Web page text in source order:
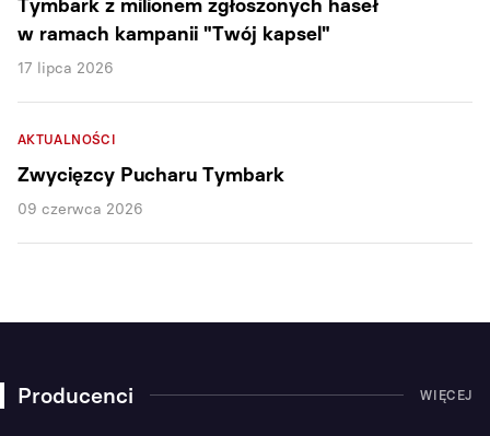
Tymbark z milionem zgłoszonych haseł
w ramach kampanii "Twój kapsel"
17 lipca 2026
AKTUALNOŚCI
Zwycięzcy Pucharu Tymbark
09 czerwca 2026
Producenci WIĘCEJ